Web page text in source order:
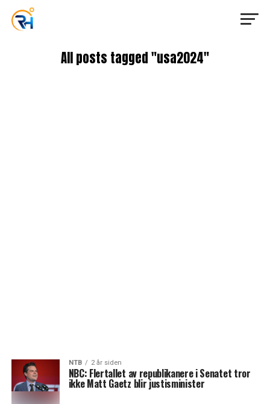
All posts tagged "usa2024"
NTB 2 år siden
NBC: Flertallet av republikanere i Senatet tror
ikke Matt Gaetz blir justisminister